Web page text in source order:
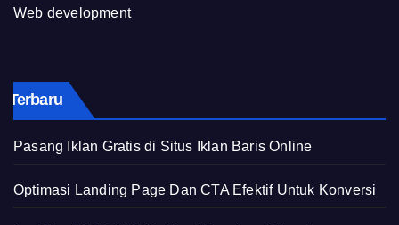
Web development
Terbaru
Pasang Iklan Gratis di Situs Iklan Baris Online
Optimasi Landing Page Dan CTA Efektif Untuk Konversi